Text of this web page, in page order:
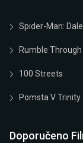
Spider-Man:
Rumble
100 Streets
Pomsta V Trinity
Doporučeno